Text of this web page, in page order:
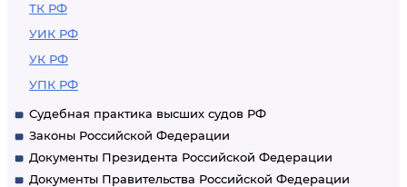
ТК РФ
УИК РФ
УК РФ
УПК РФ
Судебная практика высших судов РФ
Законы Российской Федерации
Документы Президента Российской Федерации
Документы Правительства Российской Федерации